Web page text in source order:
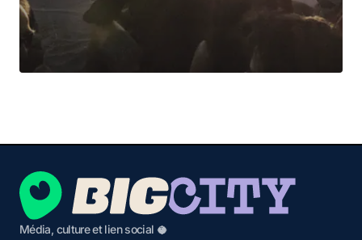
Média, culture et lien social 🥥